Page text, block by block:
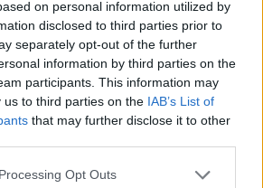
on personal information utilized by
disclosed to third parties prior to
separately opt-out of the further
information by third parties on the
participants. This information may
us to third parties on the IAB’s List of
that may further disclose it to other
Opt Outs
MAIS DO AUTOR